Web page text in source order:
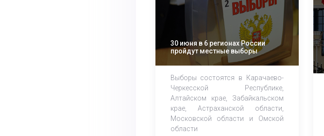
30 июня в 6 регионах России
пройдут местные выборы
Выборы состоятся в Карачаево-
Черкесской Республике,
Алтайском крае, Забайкальском
крае, Астраханской области,
Московской области и Омской
области